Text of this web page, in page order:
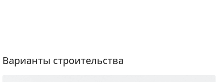
Варианты строительства